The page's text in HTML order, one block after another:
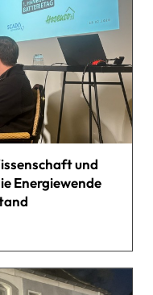
und
Energiewende